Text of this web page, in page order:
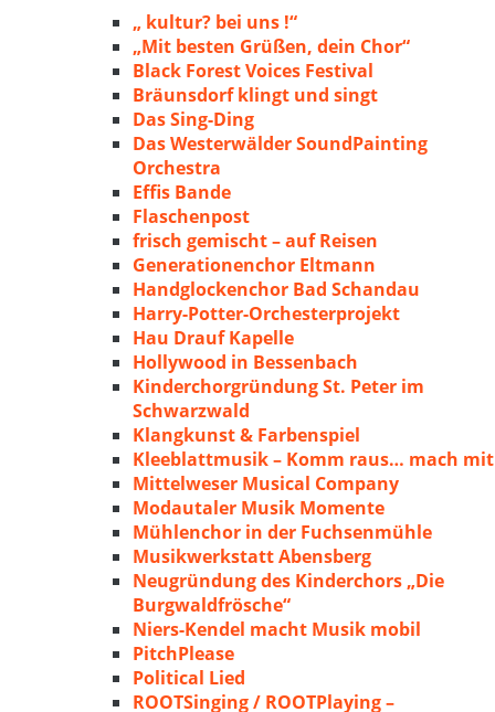
„ kultur? bei uns !“
„Mit besten Grüßen, dein Chor“
Black Forest Voices Festival
Bräunsdorf klingt und singt
Das Sing-Ding
Das Westerwälder SoundPainting
Orchestra
Effis Bande
Flaschenpost
frisch gemischt – auf Reisen
Generationenchor Eltmann
Handglockenchor Bad Schandau
Harry-Potter-Orchesterprojekt
Hau Drauf Kapelle
Hollywood in Bessenbach
Kinderchorgründung St. Peter im
Schwarzwald
Klangkunst & Farbenspiel
Kleeblattmusik – Komm raus… mach mit
Mittelweser Musical Company
Modautaler Musik Momente
Mühlenchor in der Fuchsenmühle
Musikwerkstatt Abensberg
Neugründung des Kinderchors „Die
Burgwaldfrösche“
Niers-Kendel macht Musik mobil
PitchPlease
Political Lied
ROOTSinging / ROOTPlaying –